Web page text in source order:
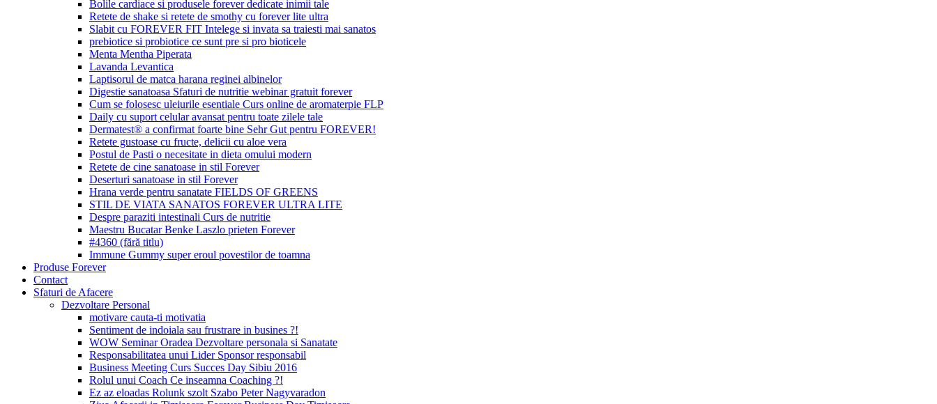
Bolile cardiace si produsele forever dedicate inimii tale
Retete de shake si retete de smothy cu forever lite ultra
Slabit cu FOREVER FIT Intelege si invata sa traiesti mai sanatos
prebiotice si probiotice ce sunt pre si pro bioticele
Menta Mentha Piperata
Lavanda Levantica
Laptisorul de matca harana reginei albinelor
Digestie sanatoasa Sfaturi de nutritie webinar gratuit forever
Cum se folosesc uleiurile esentiale Curs online de aromaterpie FLP
Daily cu suport celular avansat pentru toate zilele tale
Dermatest® a confirmat foarte bine Sehr Gut pentru FOREVER!
Retete gustoase cu fructe, delicii cu aloe vera
Postul de Pasti o necesitate in dieta omului modern
Retete de cine sanatoase in stil Forever
Deserturi sanatoase in stil Forever
Hrana verde pentru sanatate FIELDS OF GREENS
STIL DE VIATA SANATOS FOREVER ULTRA LITE
Despre paraziti intestinali Curs de nutritie
Maestru Bucatar Benke Laszlo prieten Forever
#4360 (fără titlu)
Immune Gummy super eroul povestilor de toamna
Produse Forever
Contact
Sfaturi de Afacere
Dezvoltare Personal
motivare cauta-ti motivatia
Sentiment de indoiala sau frustrare in busines ?!
WOW Seminar Oradea Dezvoltare personala si Sanatate
Responsabilitatea unui Lider Sponsor responsabil
Business Meeting Curs Succes Day Sibiu 2016
Rolul unui Coach Ce inseamna Coaching ?!
Ez az eloadas Rolunk szolt Szabo Peter Nagyvaradon